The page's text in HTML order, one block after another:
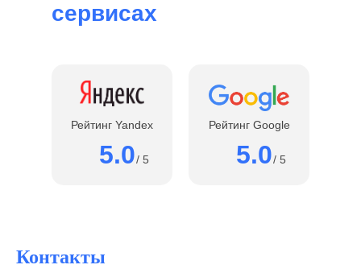
сервисах
Рейтинг Yandex
5.0/ 5
Рейтинг Google
5.0/ 5
Контакты